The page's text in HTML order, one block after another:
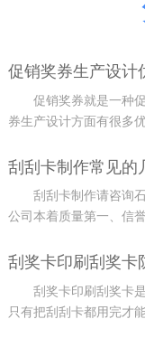
促销奖券生产设计
促销奖券就是一种促
券生产设计方面有很多
刮刮卡制作常见的
刮刮卡制作请咨询石
公司本着质量第一、信
刮奖卡印刷刮奖卡
刮奖卡印刷刮奖卡是
只有把刮刮卡都用完才